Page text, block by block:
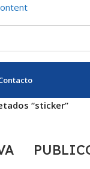
“sticker”